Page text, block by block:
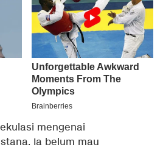
mengenai
Ia belum mau